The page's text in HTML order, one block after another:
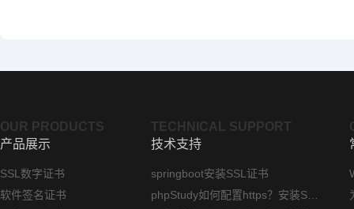
OUR PRODUCTS
产品展示
SSL数字证书
软件签名证书
TECHNICAL SUPPORT
技术支持
springboot安装SSL证书